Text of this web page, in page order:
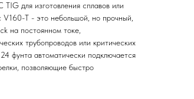
для изготовления сплавов или
V160-T - это небольшой, но прочный,
на постоянном токе,
трубопроводов или критических
фунта автоматически подключается
позволяющие быстро